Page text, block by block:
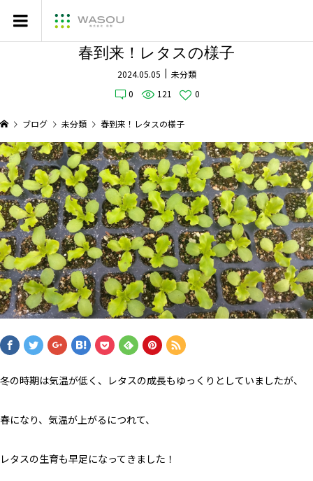
春到来！レタスの様子
2024.05.05
未分類
0
121 0
ブログ 未分類 春到来！レタスの様子
冬の時期は気温が低く、レタスの成長もゆっくりとしていましたが、
春になり、気温が上がるにつれて、
レタスの生育も早足になってきました！